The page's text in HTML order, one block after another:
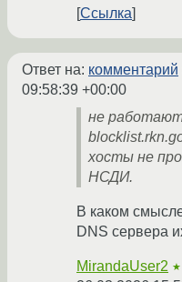
Ссылка
Ответ на: комментарий
09:58:39 +00:00
не работают
хосты не
НСДИ.
В каком
DNS сервера
MirandaUser2